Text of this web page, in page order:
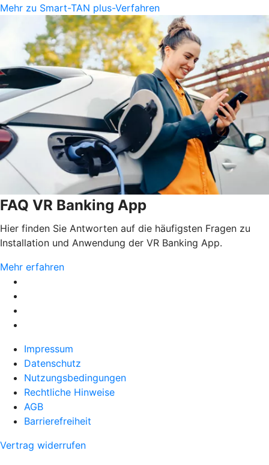
Mehr zu Smart-TAN plus-Verfahren
FAQ VR Banking App
Hier finden Sie Antworten auf die häufigsten Fragen zu
Installation und Anwendung der VR Banking App.
Mehr erfahren
Impressum
Datenschutz
Nutzungsbedingungen
Rechtliche Hinweise
AGB
Barrierefreiheit
Vertrag widerrufen